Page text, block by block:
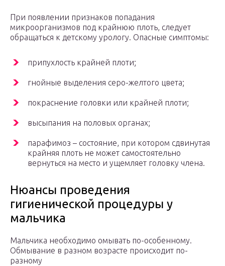
При появлении признаков попадания
микроорганизмов под крайнюю плоть, следует
обращаться к детскому урологу. Опасные симптомы:
припухлость крайней плоти;
гнойные выделения серо-желтого цвета;
покраснение головки или крайней плоти;
высыпания на половых органах;
парафимоз – состояние, при котором сдвинутая
крайняя плоть не может самостоятельно
вернуться на место и ущемляет головку члена.
Нюансы проведения
гигиенической процедуры у
мальчика
Мальчика необходимо омывать по-особенному.
Обмывание в разном возрасте происходит по-
разному